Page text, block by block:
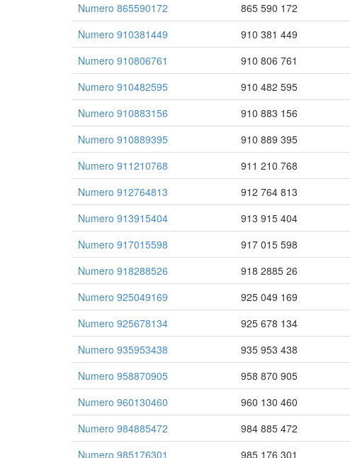
Numero 865590172
865 590 172
Numero 910381449
910 381 449
Numero 910806761
910 806 761
Numero 910482595
910 482 595
Numero 910883156
910 883 156
Numero 910889395
910 889 395
Numero 911210768
911 210 768
Numero 912764813
912 764 813
Numero 913915404
913 915 404
Numero 917015598
917 015 598
Numero 918288526
918 2885 26
Numero 925049169
925 049 169
Numero 925678134
925 678 134
Numero 935953438
935 953 438
Numero 958870905
958 870 905
Numero 960130460
960 130 460
Numero 984885472
984 885 472
Numero 985176301
985 176 301